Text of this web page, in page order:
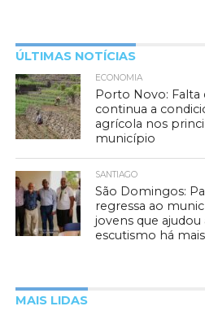
ÚLTIMAS NOTÍCIAS
ECONOMIA
Porto Novo: Falta
continua a
agrícola nos
município
SANTIAGO
São Domingos:
regressa ao
jovens que
escutismo há
MAIS LIDAS